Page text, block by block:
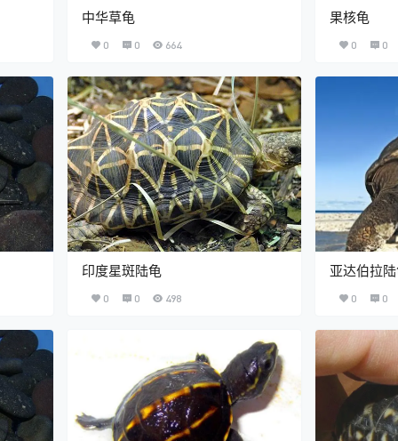
中华草龟
0 0 664
果核龟
0 0
印度星斑陆龟
0 0 498
亚达伯拉
0 0